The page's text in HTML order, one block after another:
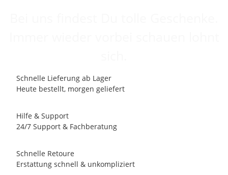
Schnelle Lieferung ab Lager
Heute bestellt, morgen geliefert
Hilfe & Support
24/7 Support & Fachberatung
Schnelle Retoure
Erstattung schnell & unkompliziert